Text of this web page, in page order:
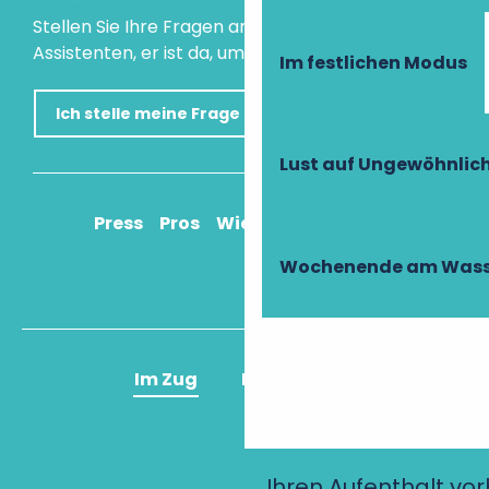
Im festlichen Modus
Lust auf
Wochenende am
Stellen Sie Ihre Fragen an unseren virtuellen
Assistenten, er ist da, um Ihnen zu helfen.
Ich stelle meine Frage
Press Pros Wie komme ich an?
Im Zug Im Flugzeug